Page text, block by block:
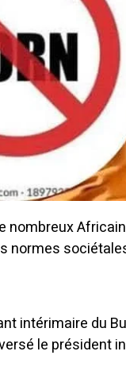
intérimaire du
le président